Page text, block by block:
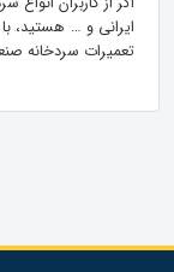
ایرانی و … هستید،
تعمیرات سردخانه